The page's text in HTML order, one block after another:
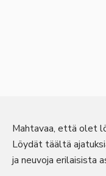
Mahtavaa, että olet
Löydät täältä
ja neuvoja erilaisista